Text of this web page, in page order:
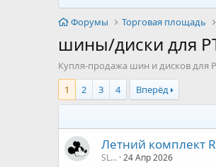
Форумы Торговая площадь
шины/диски для
Купля-продажа шин и дисков
1
2 3 4 Вперёд
Летний комплект
SL... 24 Апр 2026